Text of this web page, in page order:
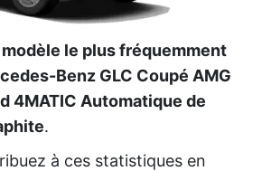
le plus fréquemment
Benz GLC Coupé AMG
4MATIC Automatique de
.
à ces statistiques en